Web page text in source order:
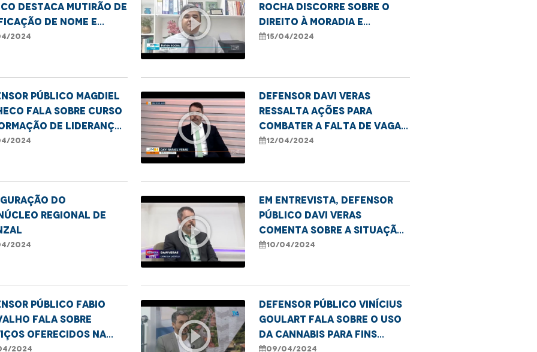
destaca mutirão de
de nome e
em Santa Inês
2024 play_circle_outline
Rocha discorre sobre o
direito à moradia e
insegurança vivenciada em
15/04/2024
público Magdiel
fala sobre curso
de lideranças
em Imperatriz
2024 play_circle_outline
Defensor Davi Veras
ressalta ações para
combater a falta de vagas
nas escolas públicas de
12/04/2024
do
Regional de
2024 play_circle_outline
Em entrevista, defensor
público Davi Veras
comenta sobre a situação
das escolas públicas em
10/04/2024
público Fabio
fala sobre
oferecidos na
para emissão de
2024 play_circle_outline
Defensor público Vinícius
Goulart fala sobre o uso
da cannabis para fins
medicinais
09/04/2024